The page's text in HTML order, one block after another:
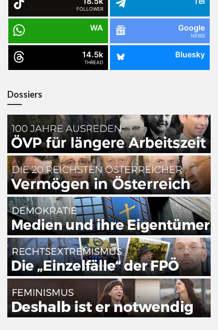
FOLLOWER
WA Google
NEWS
14.5k
THREAD
Bluesky
Dossiers